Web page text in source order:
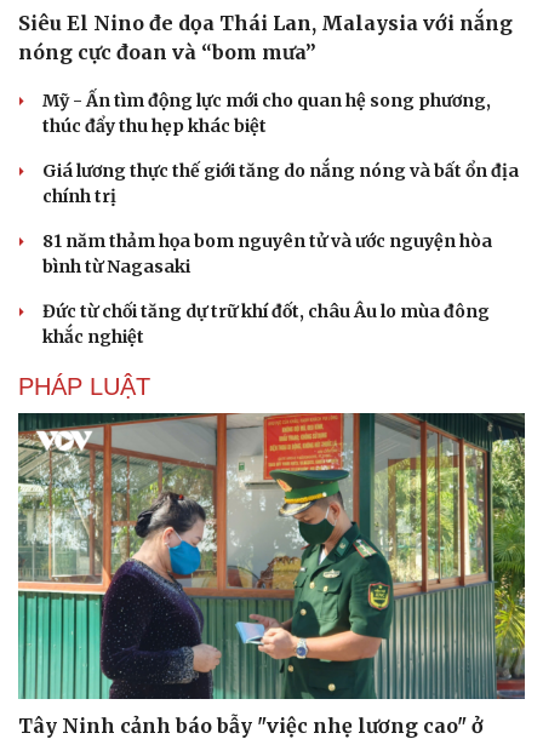
Siêu El Nino đe dọa Thái Lan, Malaysia với nắng
nóng cực đoan và “bom mưa”
Mỹ - Ấn tìm động lực mới cho quan hệ song phương,
thúc đẩy thu hẹp khác biệt
Giá lương thực thế giới tăng do nắng nóng và bất ổn địa
chính trị
81 năm thảm họa bom nguyên tử và ước nguyện hòa
bình từ Nagasaki
Đức từ chối tăng dự trữ khí đốt, châu Âu lo mùa đông
khắc nghiệt
PHÁP LUẬT
Tây Ninh cảnh báo bẫy "việc nhẹ lương cao" ở